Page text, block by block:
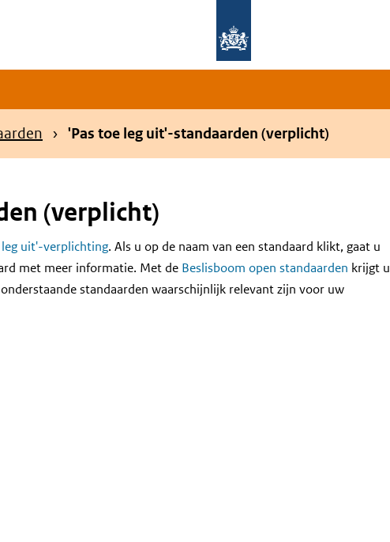
'Pas toe leg uit'-standaarden (verplicht)
(verplicht)
leg uit'-verplichting. Als u op de naam van een standaard klikt, gaat u
met meer informatie. Met de Beslisboom open standaarden krijgt u
standaarden waarschijnlijk relevant zijn voor uw